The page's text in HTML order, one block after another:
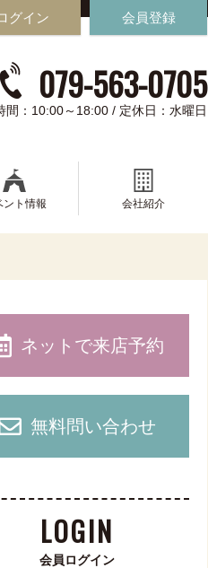
グイン 会員登録
079-563-0705
間：10:00～18:00 / 定休日：水曜日
ント情報 会社紹介
ネットで来店予約
無料問い合わせ
LOGIN
会員ログイン